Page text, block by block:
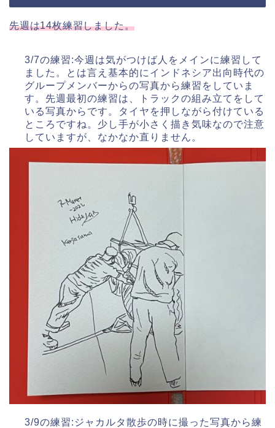
先週は14枚練習しました。
3/7の練習:今週は気がつけば人をメインに練習して
ました。とは言え基本的にインドネシア出向時代の
グループメンバーからの写真から練習をしていま
す。先週最初の練習は、トラックの組み立てをして
いる写真からです。タイヤを押しながら付けている
ところですね。少し手が小さく描き気味なので注意
していますが、なかなか直りません。
3/9の練習:ジャカルタ散歩の時に撮った写真から練